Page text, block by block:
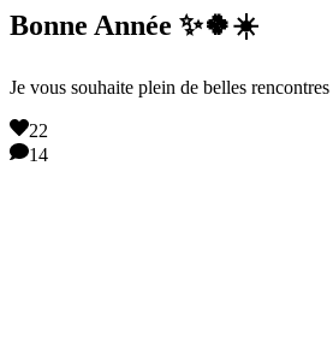
Bonne Année ✨🍀☀️
Je vous souhaite plein de belles
22
14